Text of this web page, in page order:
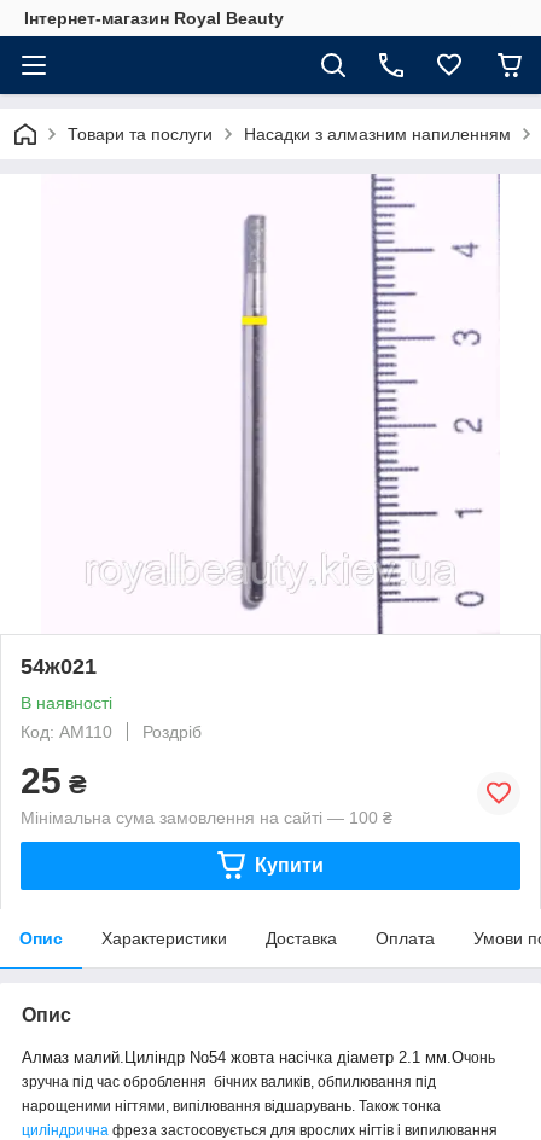
Інтернет-магазин Royal Beauty
Товари та послуги Насадки з алмазним напиленням
54ж021
В наявності
Код: АМ110
Роздріб
25 ₴
Мінімальна сума замовлення на сайті — 100 ₴
Купити
Опис Характеристики Доставка Оплата Умови
Опис
Алмаз малий.Циліндр No54 жовта насічка діаметр 2.1 мм.Очонь
зручна під час оброблення бічних валиків, обпилювання під
нарощеними нігтями, випілювання відшарувань. Також тонка
циліндрична фреза застосовується для врослих нігтів і випилювання